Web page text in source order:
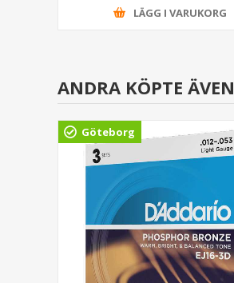
LÄGG I VARUKORG
ANDRA KÖPTE ÄVEN
Göteborg